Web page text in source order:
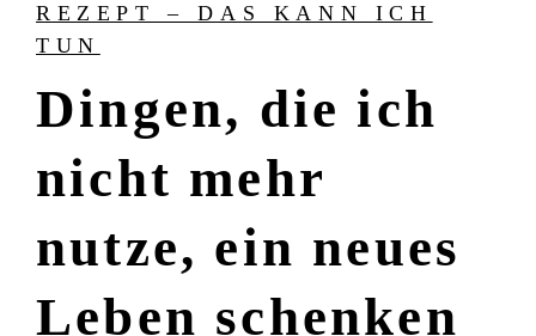
REZEPT – DAS KANN ICH
TUN
Dingen, die ich
nicht mehr
nutze, ein neues
Leben schenken